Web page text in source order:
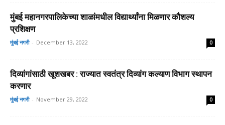
मुंबई महानगरपालिकेच्या शाळांमधील विद्यार्थ्यांना मिळणार कौशल्य
प्रशिक्षण
मुंबई नगरी - December 13, 2022 0
दिव्यांगांसाठी खूशखबर : राज्यात स्वतंत्र दिव्यांग कल्याण विभाग स्थापन
करणार
मुंबई नगरी - November 29, 2022 0